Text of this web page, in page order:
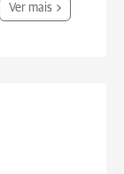
Ver mais